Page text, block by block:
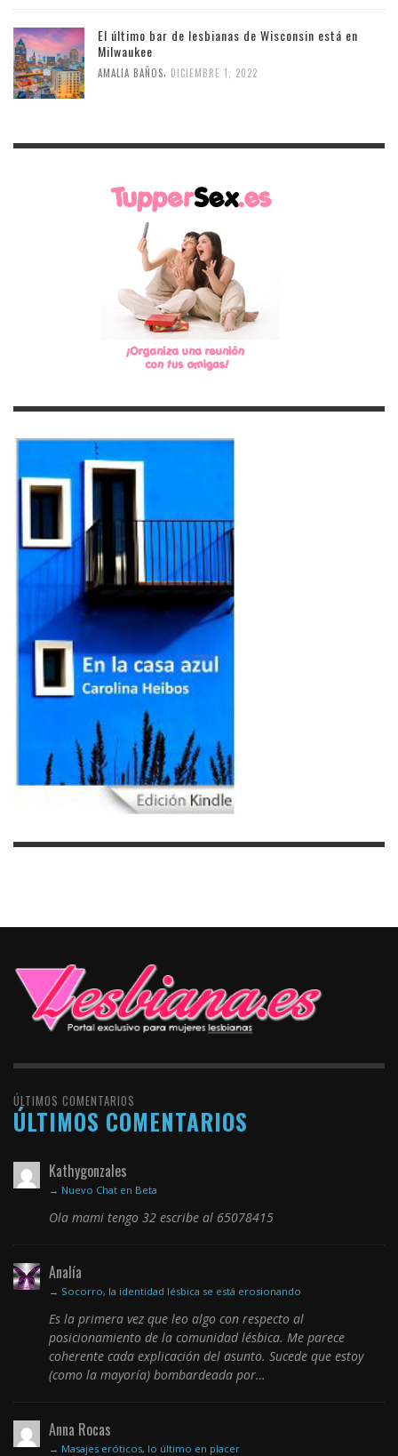
El último bar de lesbianas de Wisconsin está en
Milwaukee
AMALIA BAÑOS DICIEMBRE 1, 2022
ÚLTIMOS COMENTARIOS
ÚLTIMOS COMENTARIOS
Kathygonzales
→ Nuevo Chat en Beta
Ola mami tengo 32 escribe al 65078415
Analía
→ Socorro, la identidad lésbica se está erosionando
Es la primera vez que leo algo con respecto al
posicionamiento de la comunidad lésbica. Me parece
coherente cada explicación del asunto. Sucede que estoy
(como la mayoría) bombardeada por…
Anna Rocas
→ Masajes eróticos, lo último en placer